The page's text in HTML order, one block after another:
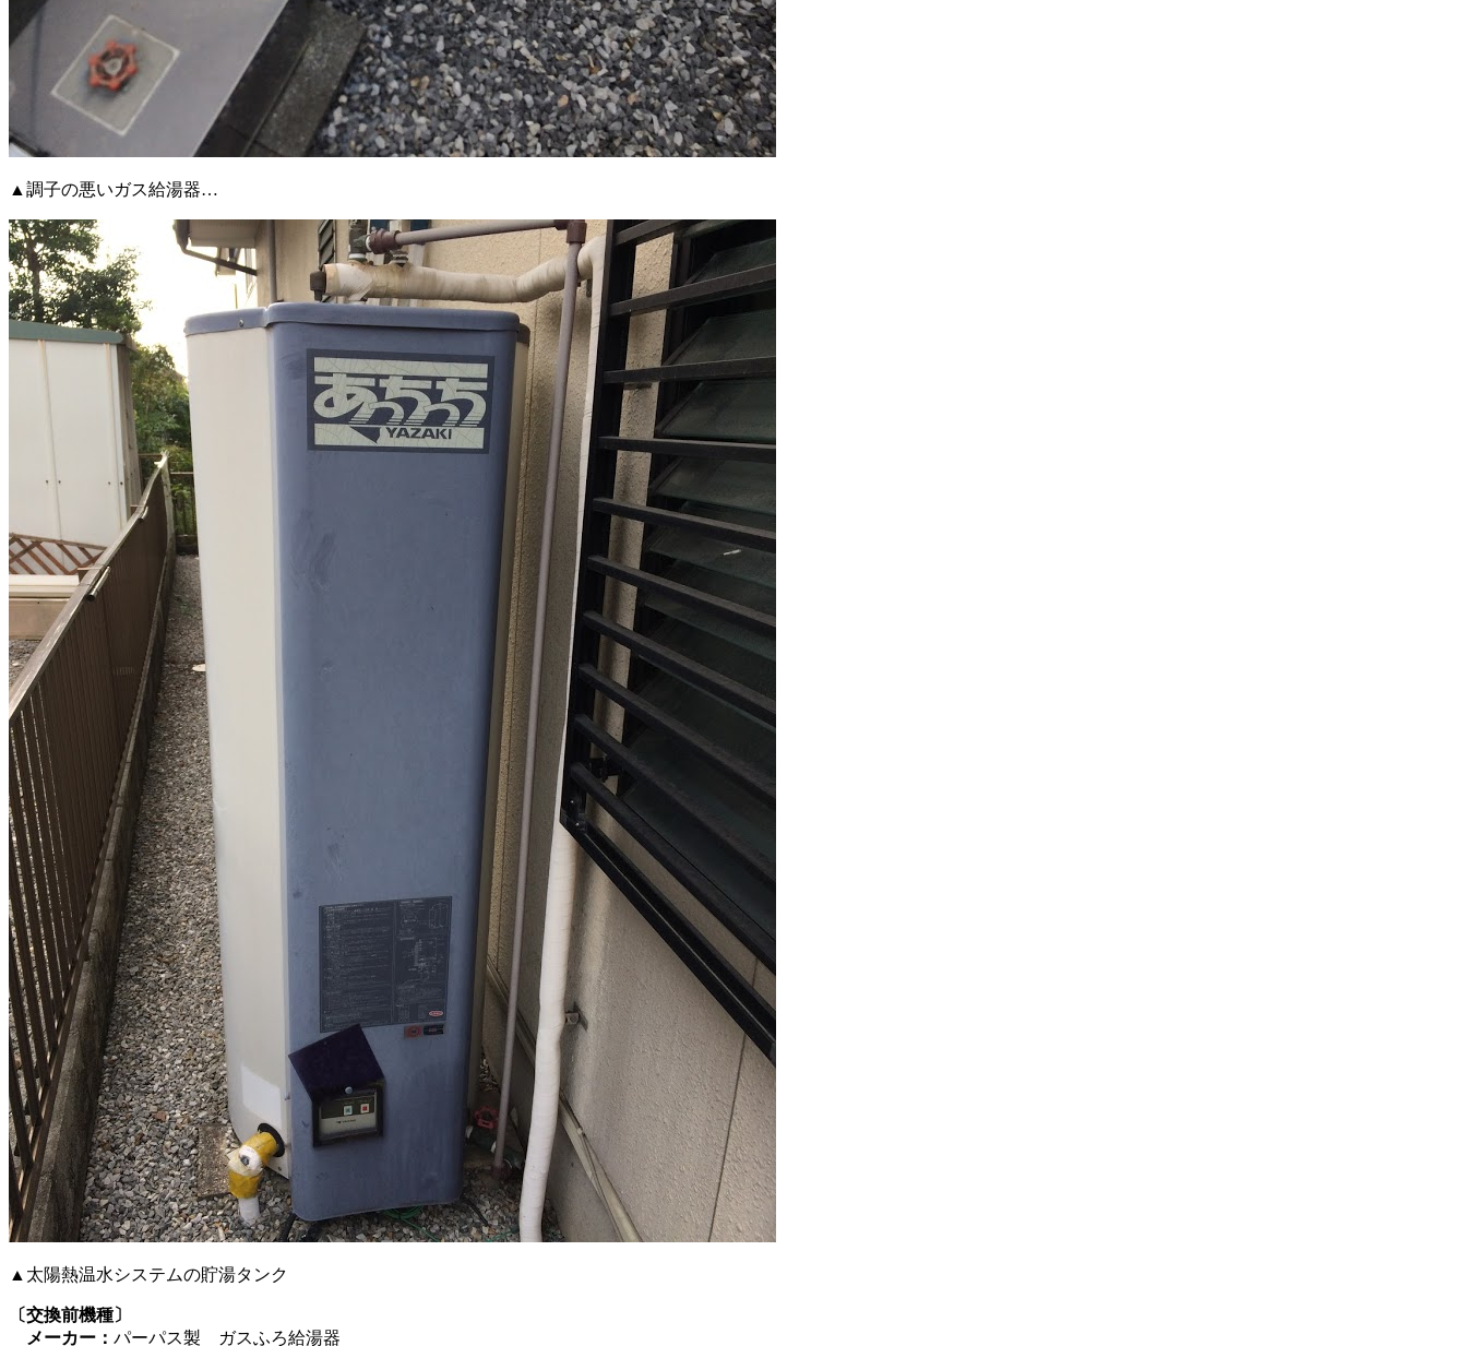
▲調子の悪いガス給湯器…
▲太陽熱温水システムの貯湯タンク
〔交換前機種〕
メーカー： パーパス製 ガスふろ給湯器